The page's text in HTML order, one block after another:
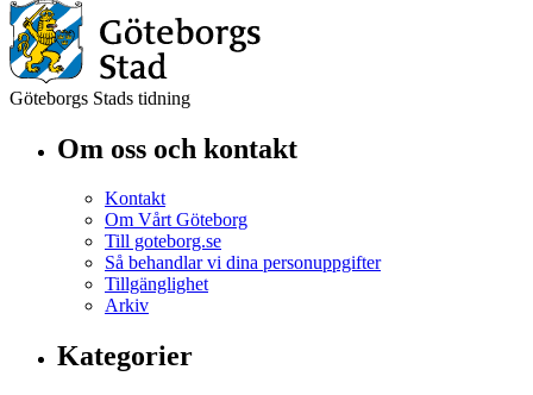
Göteborgs Stads tidning
Om oss och kontakt
Kontakt
Om Vårt Göteborg
Till goteborg.se
Så behandlar vi dina personuppgifter
Tillgänglighet
Arkiv
Kategorier